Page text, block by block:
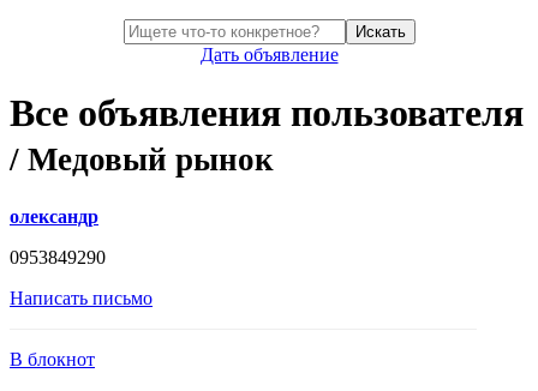
Искать
Дать объявление
Все объявления пользователя
/ Медовый рынок
олександр
0953849290
Написать письмо
В блокнот